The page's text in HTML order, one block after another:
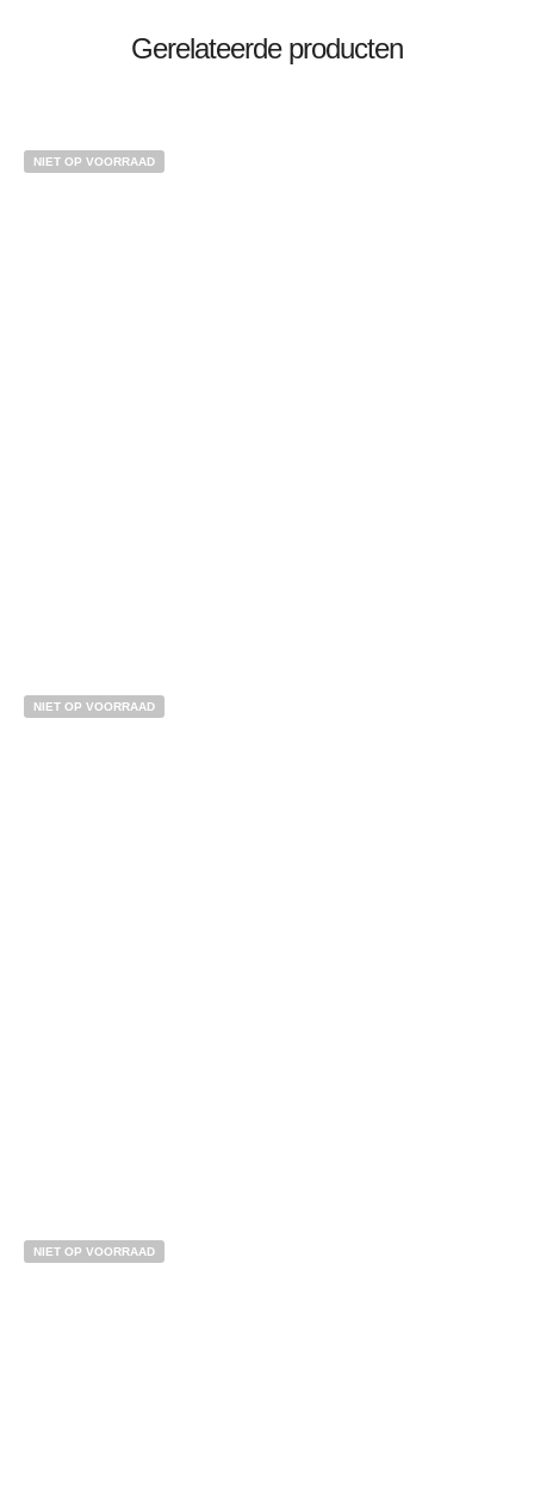
Gerelateerde producten
NIET OP VOORRAAD
NIET OP VOORRAAD
NIET OP VOORRAAD